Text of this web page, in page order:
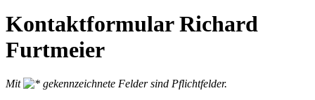
Kontaktformular Richard
Furtmeier
Mit
gekennzeichnete Felder sind Pflichtfelder.